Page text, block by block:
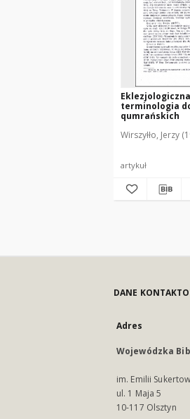
Eklezjologiczna
terminologia
qumrańskich
Wirszyłło, Jerzy
artykuł
DANE
Adres
Wojewódzka
im. Emilii
ul. 1 Maja 5
10-117 Olsztyn